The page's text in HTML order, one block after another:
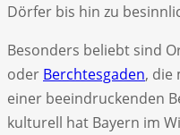
Dörfer bis hin zu
Besonders beliebt sind
oder Berchtesgaden, die
einer beeindruckenden
kulturell hat Bayern im